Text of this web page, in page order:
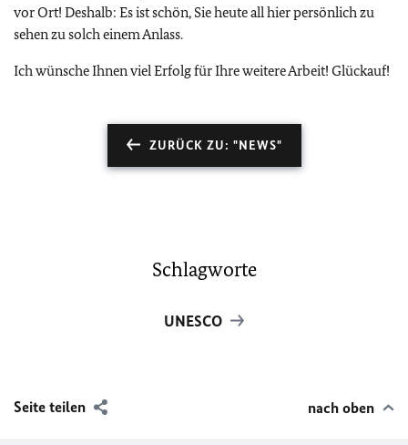
vor Ort! Deshalb: Es ist schön, Sie heute all hier persönlich zu
sehen zu solch einem Anlass.
Ich wünsche Ihnen viel Erfolg für Ihre weitere Arbeit! Glückauf!
ZURÜCK ZU: "NEWS"
Schlagworte
UNESCO
Seite teilen nach oben